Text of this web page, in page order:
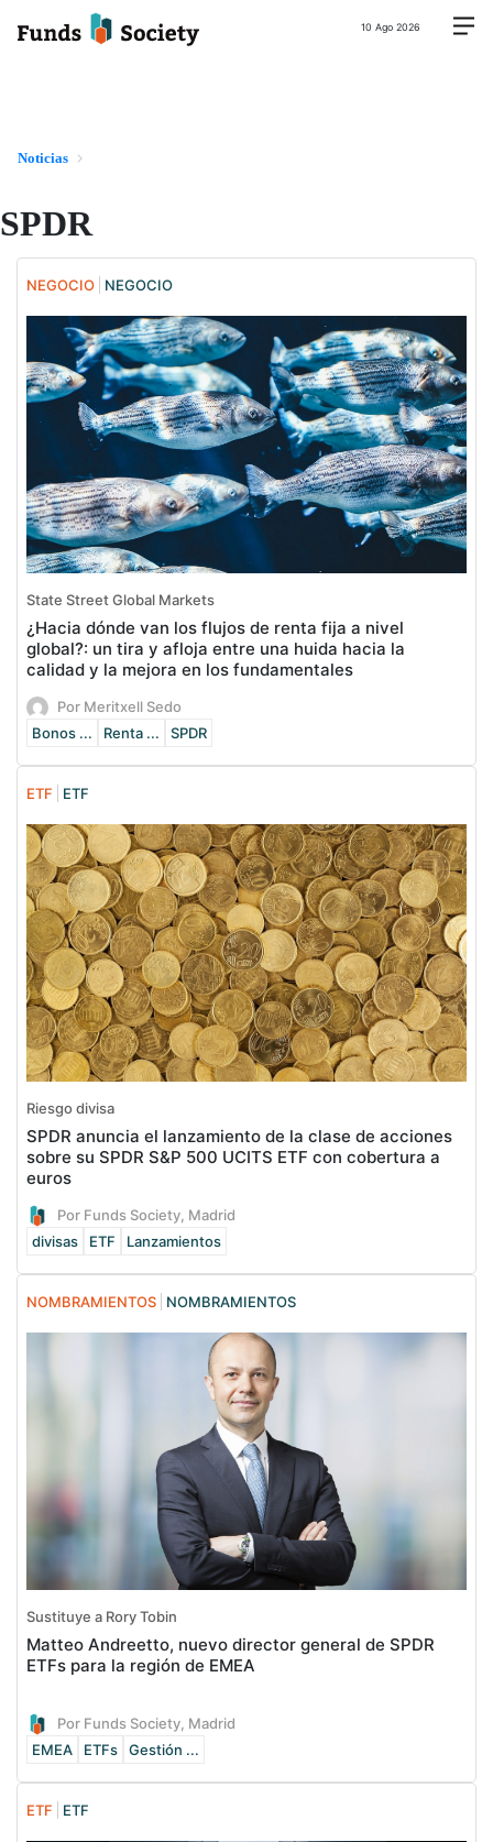
10 Ago 2026
Noticias
SPDR
NEGOCIO NEGOCIO
State Street Global Markets
¿Hacia dónde van los flujos de renta fija a nivel
global?: un tira y afloja entre una huida hacia la
calidad y la mejora en los fundamentales
Por Meritxell Sedo
Bonos ...
Renta ... SPDR
ETF ETF
Riesgo divisa
SPDR anuncia el lanzamiento de la clase de acciones
sobre su SPDR S&P 500 UCITS ETF con cobertura a
euros
Por Funds Society, Madrid
divisas
ETF Lanzamientos
NOMBRAMIENTOS NOMBRAMIENTOS
Sustituye a Rory Tobin
Matteo Andreetto, nuevo director general de SPDR
ETFs para la región de EMEA
Por Funds Society, Madrid
EMEA
ETFs Gestión ...
ETF ETF